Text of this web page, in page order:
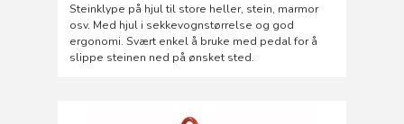
Steinklype på hjul til store heller, stein, marmor
osv. Med hjul i sekkevognstørrelse og god
ergonomi. Svært enkel å bruke med pedal for å
slippe steinen ned på ønsket sted.